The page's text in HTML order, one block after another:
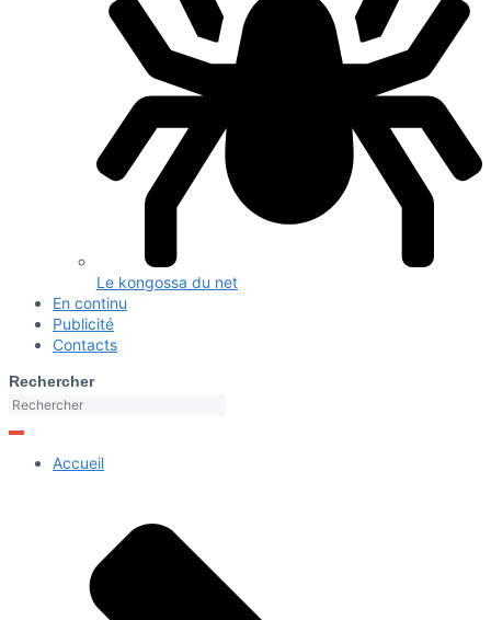
Le kongossa du net
En continu
Publicité
Contacts
Rechercher
Accueil